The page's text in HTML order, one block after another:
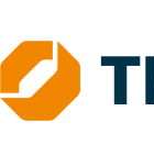
to
content